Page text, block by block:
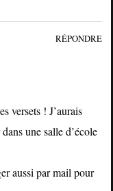
versets ! J’aurais
une salle d’école
aussi par mail pour
RÉPONDRE